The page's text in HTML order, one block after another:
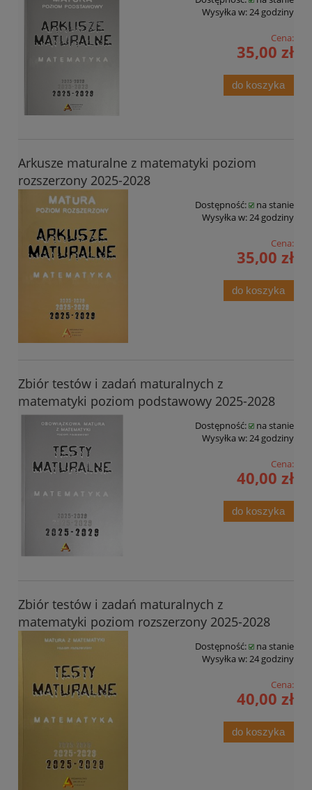
Wysyłka w:24 godziny
Cena:
35,00 zł
do koszyka
Arkusze maturalne z matematyki poziom
rozszerzony 2025-2028
Dostępność:
na stanie
Wysyłka w:24 godziny
Cena:
35,00 zł
do koszyka
Zbiór testów i zadań maturalnych z
matematyki poziom podstawowy 2025-2028
Dostępność:
na stanie
Wysyłka w:24 godziny
Cena:
40,00 zł
do koszyka
Zbiór testów i zadań maturalnych z
matematyki poziom rozszerzony 2025-2028
Dostępność:
na stanie
Wysyłka w:24 godziny
Cena:
40,00 zł
do koszyka